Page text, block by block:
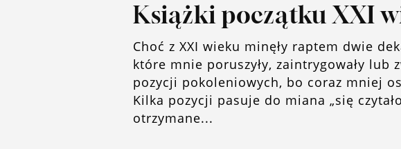
Książki początku XXI
Choć z XXI wieku minęły raptem dwie
które mnie poruszyły, zaintrygowały lub
pozycji pokoleniowych, bo coraz mniej
Kilka pozycji pasuje do miana „się
otrzymane...